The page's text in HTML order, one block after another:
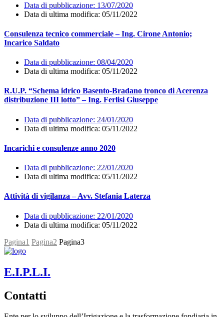
Data di pubblicazione: 13/07/2020
Data di ultima modifica: 05/11/2022
Consulenza tecnico commerciale – Ing. Cirone Antonio;
Incarico Saldato
Data di pubblicazione: 08/04/2020
Data di ultima modifica: 05/11/2022
R.U.P. “Schema idrico Basento-Bradano tronco di Acerenza
distribuzione III lotto” – Ing. Ferlisi Giuseppe
Data di pubblicazione: 24/01/2020
Data di ultima modifica: 05/11/2022
Incarichi e consulenze anno 2020
Data di pubblicazione: 22/01/2020
Data di ultima modifica: 05/11/2022
Attività di vigilanza – Avv. Stefania Laterza
Data di pubblicazione: 22/01/2020
Data di ultima modifica: 05/11/2022
Pagina1 Pagina2 Pagina3
E.I.P.L.I.
Contatti